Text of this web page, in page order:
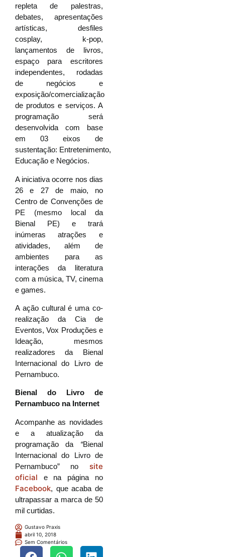
repleta de palestras,
debates, apresentações
artísticas, desfiles
cosplay, k-pop,
lançamentos de livros,
espaço para escritores
independentes, rodadas
de negócios e
exposição/comercialização
de produtos e serviços. A
programação será
desenvolvida com base
em 03 eixos de
sustentação: Entretenimento,
Educação e Negócios.
A iniciativa ocorre nos dias
26 e 27 de maio, no
Centro de Convenções de
PE (mesmo local da
Bienal PE) e trará
inúmeras atrações e
atividades, além de
ambientes para as
interações da literatura
com a música, TV, cinema
e games.
A ação cultural é uma co-
realização da Cia de
Eventos, Vox Produções e
Ideação, mesmos
realizadores da Bienal
Internacional do Livro de
Pernambuco.
Bienal do Livro de
Pernambuco na Internet
Acompanhe as novidades
e a atualização da
programação da “Bienal
Internacional do Livro de
Pernambuco” no site
oficial e na página no
Facebook, que acaba de
ultrapassar a marca de 50
mil curtidas.
Gustavo Praxis
abril 10, 2018
Sem Comentários